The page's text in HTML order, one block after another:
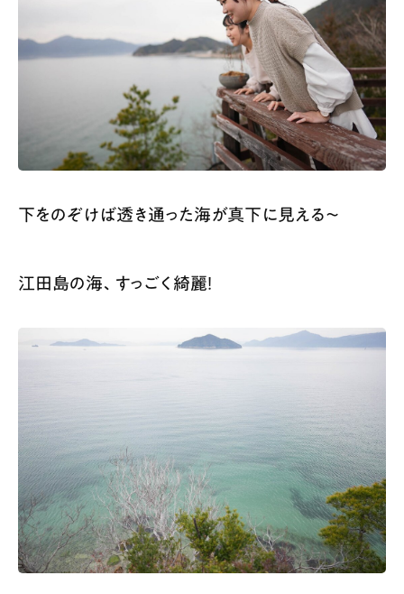
下をのぞけば透き通った海が真下に見える〜
江田島の海、すっごく綺麗！